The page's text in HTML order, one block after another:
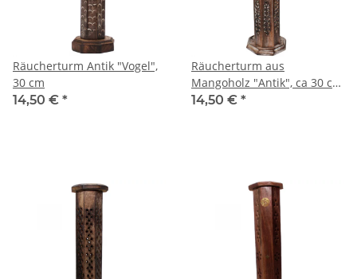
Räucherturm Antik "Vogel",
30 cm
14,50 € *
Räucherturm aus
Mangoholz "Antik", ca 30 cm
hoch
14,50 € *